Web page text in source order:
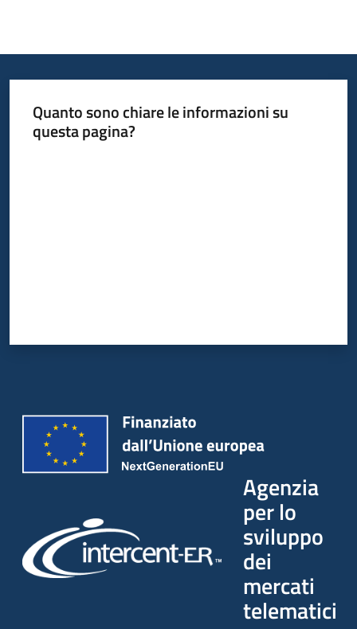
Quanto sono chiare le informazioni su
questa pagina?
Agenzia
per lo
sviluppo
dei
mercati
telematici